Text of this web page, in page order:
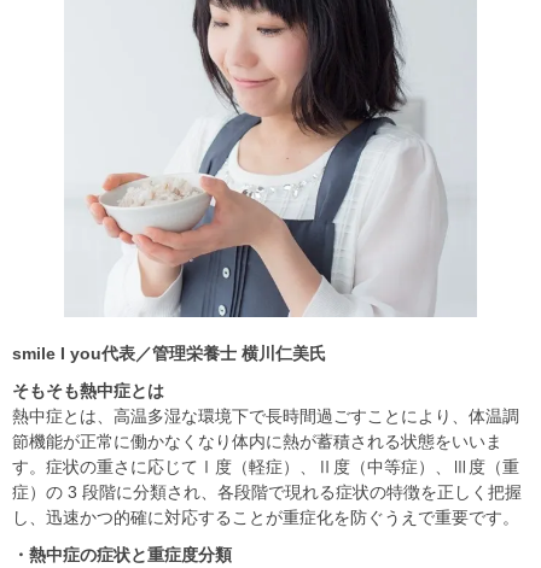
smile I you代表／管理栄養士 横川仁美氏
そもそも熱中症とは
熱中症とは、高温多湿な環境下で長時間過ごすことにより、体温調
節機能が正常に働かなくなり体内に熱が蓄積される状態をいいま
す。症状の重さに応じてⅠ度（軽症）、Ⅱ度（中等症）、Ⅲ度（重
症）の 3 段階に分類され、各段階で現れる症状の特徴を正しく把握
し、迅速かつ的確に対応することが重症化を防ぐうえで重要です。
・熱中症の症状と重症度分類